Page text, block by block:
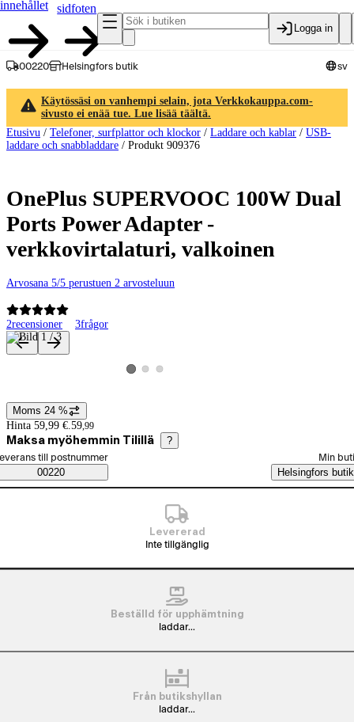
innehållet
sidfoten
Logga in
00220 Helsingfors butik sv
Käytössäsi on vanhempi selain, jota Verkkokauppa.com-
sivusto ei enää tue. Lue lisää täältä.
Etusivu / Telefoner, surfplattor och klockor / Laddare och kablar / USB-
laddare och snabbladdare / Produkt 909376
OnePlus SUPERVOOC 100W Dual
Ports Power Adapter -
verkkovirtalaturi, valkoinen
Arvosana 5/5 perustuen 2 arvosteluun
2recensioner 3frågor
Produktbilder och videor
Visa produktbild 1
Visa produktbild 2
Visa produktbild 3
Prisinformation
Moms 24 %
Hinta 59,99 €. 59,99
Maksa myöhemmin Tilillä ?
Saatavuustiedot
beställningssätt
till postnummer
00220
Min
Helsingfors butik
Levererad
Inte tillgänglig
Beställd för upphämtning
laddar...
Från butikshyllan
laddar...